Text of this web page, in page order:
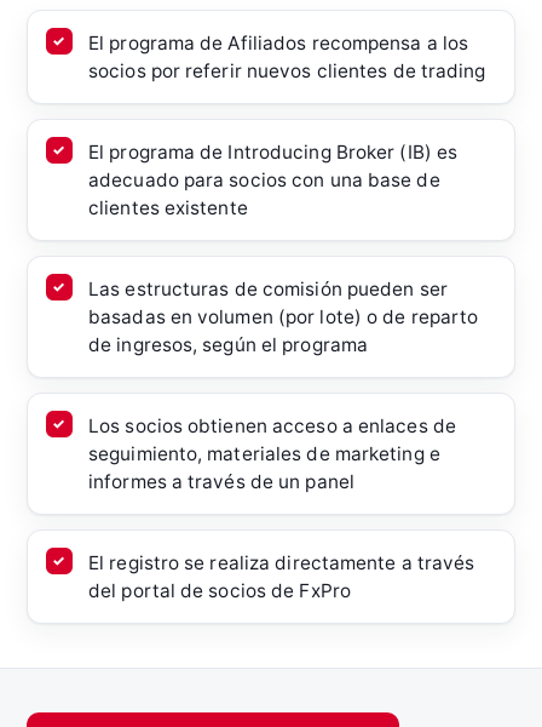
El programa de Afiliados recompensa a los
socios por referir nuevos clientes de trading
El programa de Introducing Broker (IB) es
adecuado para socios con una base de
clientes existente
Las estructuras de comisión pueden ser
basadas en volumen (por lote) o de reparto
de ingresos, según el programa
Los socios obtienen acceso a enlaces de
seguimiento, materiales de marketing e
informes a través de un panel
El registro se realiza directamente a través
del portal de socios de FxPro